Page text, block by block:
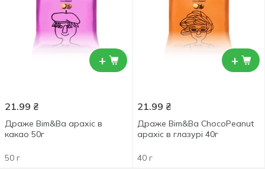
+
21.99 ₴
Драже Bim&Ba арахіс в
какао 50г
50 г
+
21.99 ₴
Драже Bim&Ba ChocoPeanut
арахіс в глазурі 40г
40 г